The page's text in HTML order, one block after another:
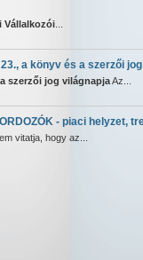
Vállalkozói
a könyv és a szerzői
szerzői jog világnapjaAz...
- piaci helyzet,
vitatja, hogy az...